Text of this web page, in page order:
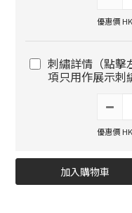
優惠價
刺繡詳情（點擊
項只用作展示刺
優惠價
加入購物車